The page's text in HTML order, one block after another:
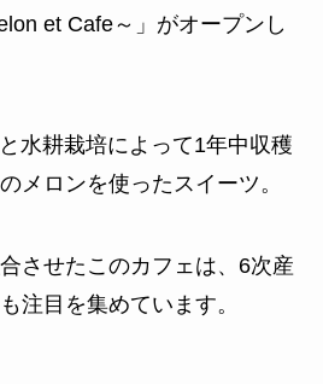
et Cafe～」がオープンし
水耕栽培によって1年中収穫
メロンを使ったスイーツ。
させたこのカフェは、6次産
注目を集めています。